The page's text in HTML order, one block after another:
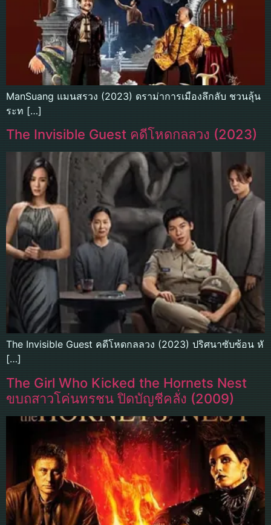
ManSuang แมนสรวง (2023) ดราม่าการเมืองลึกลับ ชวนลุ้น
ระท […]
The Invisible Guest คดีโหดกลลวง (2023)
The Invisible Guest คดีโหดกลลวง (2023) ปริศนาซับซ้อน หั
[…]
The Girl Who Kicked the Hornets Nest
ขบถสาวโค่นทรชน ปิดบัญชีคลั่ง (2009)